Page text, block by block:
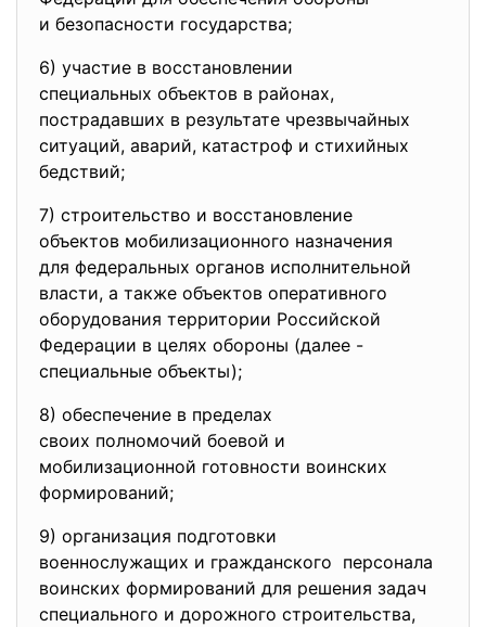
и безопасности государства;
6) участие в восстановлении
специальных объектов в районах,
пострадавших в результате чрезвычайных
ситуаций, аварий, катастроф и стихийных
бедствий;
7) строительство и восстановление
объектов мобилизационного назначения
для федеральных органов исполнительной
власти, а также объектов оперативного
оборудования территории Российской
Федерации в целях обороны (далее -
специальные объекты);
8) обеспечение в пределах
своих полномочий боевой и
мобилизационной готовности воинских
формирований;
9) организация подготовки
военнослужащих и гражданского персонала
воинских формирований для решения задач
специального и дорожного строительства,